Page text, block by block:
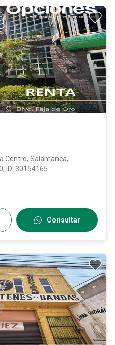
Centro, Salamanca,
, ID: 30154165
Consultar